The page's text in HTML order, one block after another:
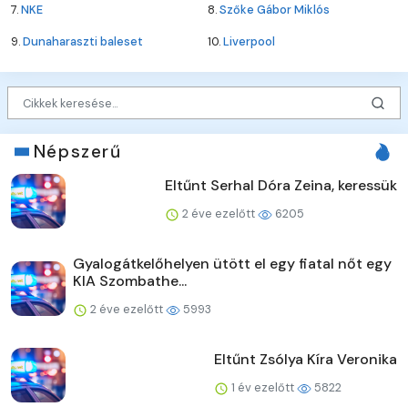
7.NKE 8.Szőke Gábor Miklós
9.Dunaharaszti baleset 10.Liverpool
Népszerű
Eltűnt Serhal Dóra Zeina, keressük
2 éve ezelőtt 6205
Gyalogátkelőhelyen ütött el egy fiatal nőt egy
KIA Szombathe...
2 éve ezelőtt 5993
Eltűnt Zsólya Kíra Veronika
1 év ezelőtt 5822